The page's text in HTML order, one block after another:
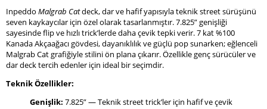
Inpeddo Malgrab Catdeck, dar ve hafif yapısıyla teknik street sürüşünü
seven kaykaycılar için özel olarak tasarlanmıştır. 7.825” genişliği
sayesinde flip ve hızlı trick’lerde daha çevik tepki verir. 7 kat %100
Kanada Akçaağacı gövdesi, dayanıklılık ve güçlü pop sunarken; eğlenceli
Malgrab Cat grafiğiyle stilini ön plana çıkarır. Özellikle genç sürücüler ve
dar deck tercih edenler için ideal bir seçimdir.
Teknik Özellikler:
Genişlik: 7.825” — Teknik street trick’ler için hafif ve çevik